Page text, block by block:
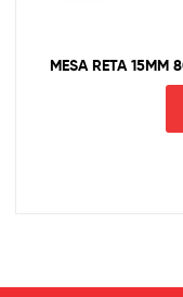
MESA RETA 15MM